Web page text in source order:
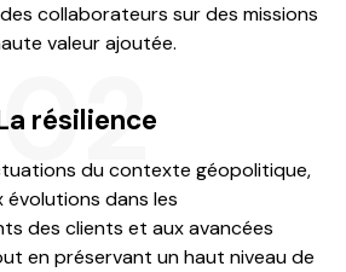
collaborateurs sur des missions
valeur ajoutée.
02
résilience
du contexte géopolitique,
évolutions dans les
des clients et aux avancées
en préservant un haut niveau de